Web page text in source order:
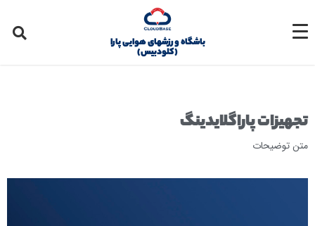
باشگاه ورزشهای هوایی پارا
(کلودبیس)
تجهیزات پاراگلایدینگ
متن توضیحات